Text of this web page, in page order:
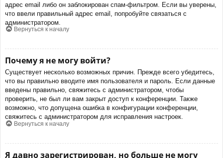
адрес email либо он заблокирован спам-фильтром. Если вы уверены,
что ввели правильный адрес email, попробуйте связаться с
администратором.
Вернуться к началу
Почему я не могу войти?
Существует несколько возможных причин. Прежде всего убедитесь,
что вы правильно вводите имя пользователя и пароль. Если данные
введены правильно, свяжитесь с администратором, чтобы
проверить, не был ли вам закрыт доступ к конференции. Также
возможно, что допущена ошибка в конфигурации конференции,
свяжитесь с администратором для исправления настроек.
Вернуться к началу
Я давно зарегистрирован, но больше не могу